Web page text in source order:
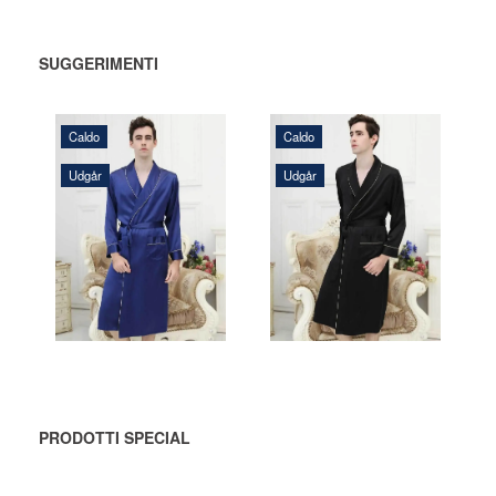
SUGGERIMENTI
Caldo
Udgår1.352,00 DKK
AGGIUNGI
AL CARRELLO
Caldo
Udgår1.352,00 DKK
AGGIUNGI
AL CARRELLO
PRODOTTI SPECIAL